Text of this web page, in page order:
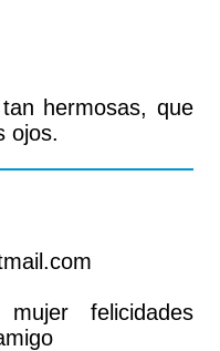
hermosas, que
ojos.
felicidades